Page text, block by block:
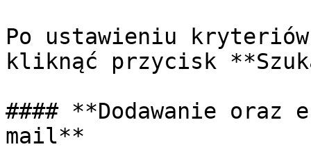
Po ustawieniu
kliknąć przycisk
#### **Dodawanie oraz
mail**